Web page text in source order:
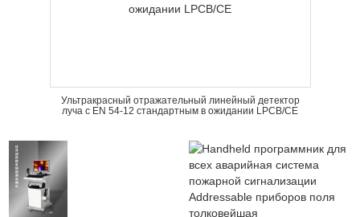
Ультракрасный отражательный линейный детектор
луча с EN 54-12 стандартным в ожидании LPCB/CE